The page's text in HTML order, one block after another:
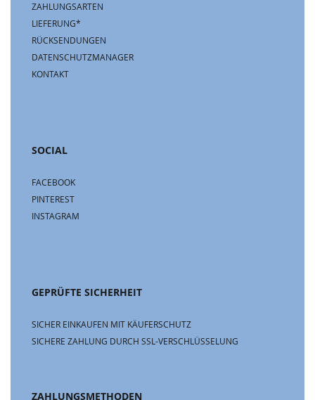
ZAHLUNGSARTEN
LIEFERUNG*
RÜCKSENDUNGEN
DATENSCHUTZMANAGER
KONTAKT
SOCIAL
FACEBOOK
PINTEREST
INSTAGRAM
GEPRÜFTE SICHERHEIT
SICHER EINKAUFEN MIT KÄUFERSCHUTZ
SICHERE ZAHLUNG DURCH SSL-VERSCHLÜSSELUNG
ZAHLUNGSMETHODEN